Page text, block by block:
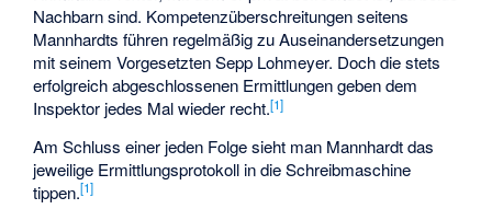
Nachbarn sind. Kompetenzüberschreitungen seitens
Mannhardts führen regelmäßig zu Auseinandersetzungen
mit seinem Vorgesetzten Sepp Lohmeyer. Doch die stets
erfolgreich abgeschlossenen Ermittlungen geben dem
Inspektor jedes Mal wieder recht.[1]
Am Schluss einer jeden Folge sieht man Mannhardt das
jeweilige Ermittlungsprotokoll in die Schreibmaschine
tippen.[1]